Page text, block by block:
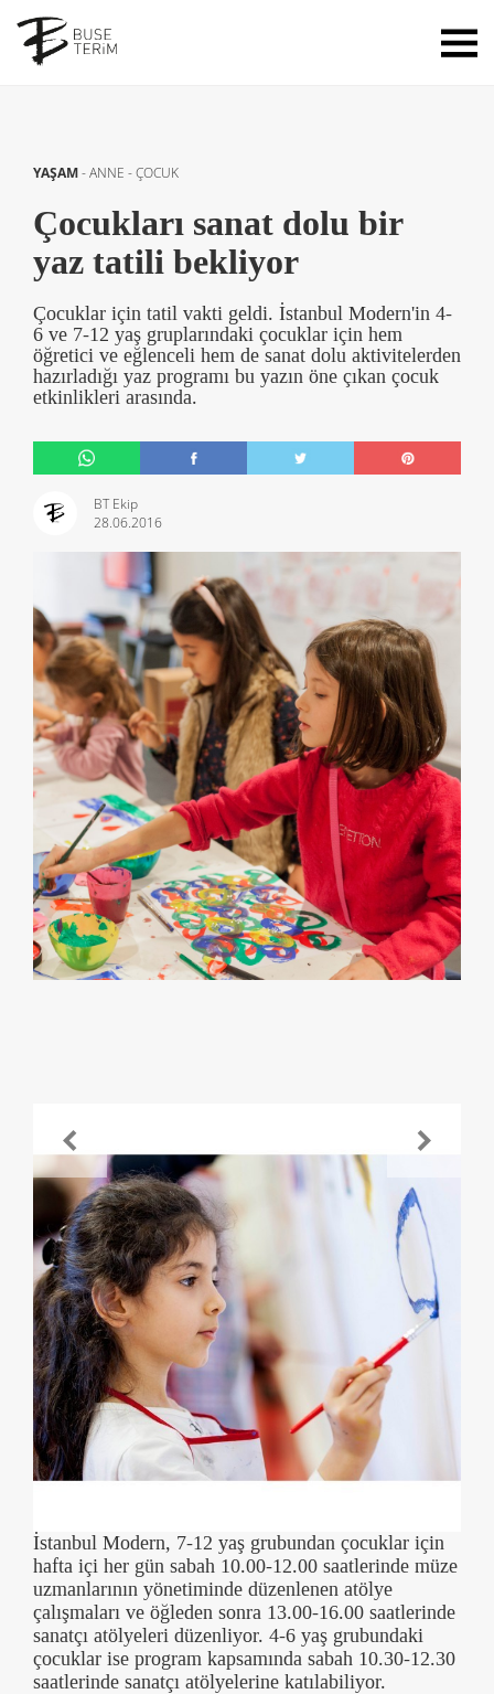
YAŞAM-ANNE - ÇOCUK
Çocukları sanat dolu bir
yaz tatili bekliyor
Çocuklar için tatil vakti geldi. İstanbul Modern'in 4-
6 ve 7-12 yaş gruplarındaki çocuklar için hem
öğretici ve eğlenceli hem de sanat dolu aktivitelerden
hazırladığı yaz programı bu yazın öne çıkan çocuk
etkinlikleri arasında.
BT Ekip
28.06.2016
İstanbul Modern, 7-12 yaş grubundan çocuklar için
hafta içi her gün sabah 10.00-12.00 saatlerinde müze
uzmanlarının yönetiminde düzenlenen atölye
çalışmaları ve öğleden sonra 13.00-16.00 saatlerinde
sanatçı atölyeleri düzenliyor. 4-6 yaş grubundaki
çocuklar ise program kapsamında sabah 10.30-12.30
saatlerinde sanatçı atölyelerine katılabiliyor.